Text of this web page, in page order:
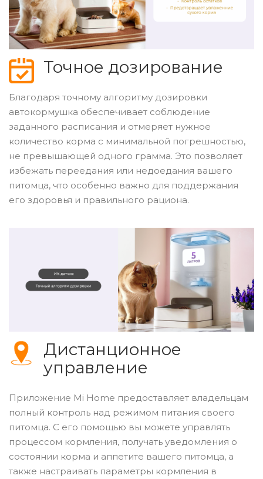
Точное дозирование
Благодаря точному алгоритму дозировки
автокормушка обеспечивает соблюдение
заданного расписания и отмеряет нужное
количество корма с минимальной погрешностью,
не превышающей одного грамма. Это позволяет
избежать переедания или недоедания вашего
питомца, что особенно важно для поддержания
его здоровья и правильного рациона.
Дистанционное
управление
Приложение Mi Home предоставляет владельцам
полный контроль над режимом питания своего
питомца. С его помощью вы можете управлять
процессом кормления, получать уведомления о
состоянии корма и аппетите вашего питомца, а
также настраивать параметры кормления в